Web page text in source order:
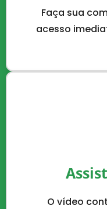
Faça sua
acesso
O vídeo